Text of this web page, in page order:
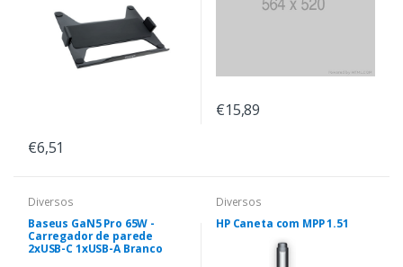
€6,51
€15,89
Diversos
Baseus GaN5 Pro 65W -
Carregador de parede
2xUSB-C 1xUSB-A Branco
Diversos
HP Caneta com MPP 1.51